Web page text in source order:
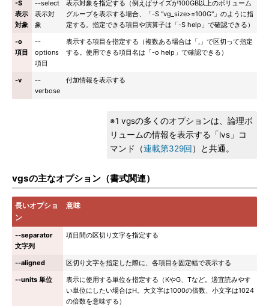
-S
表示
対象
--select
表示対
象
表示対象を指定する（例えばサイズが100GB以上のボリューム
グループを表示する場合、「-S "vg_size>=100G"」のように指
定する。指定できる項目や演算子は「-S help」で確認できる）
-o
項目
--
options
項目
表示する項目を指定する（複数ある場合は「,」で区切って指定
する。使用できる項目名は「-o help」で確認できる）
-v
--
verbose
付加情報を表示する
※1 vgsの多くのオプションは、論理ボ
リュームの情報を表示する「lvs」コ
マンド（連載第329回 ）と共通。
vgsの主なオプション（書式関連）
長いオプショ
ン
意味
--separator
文字列
項目間の区切り文字を指定する
--aligned
区切り文字を指定した際に、各項目を固定幅で表示する
--units 単位
表示に使用する単位を指定する（KやG、Tなど。適宜読みやす
い単位にしたい場合はH。大文字は1000の倍数、小文字は1024
の倍数を意味する）